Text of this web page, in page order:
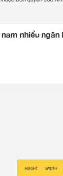
nhiều ngăn